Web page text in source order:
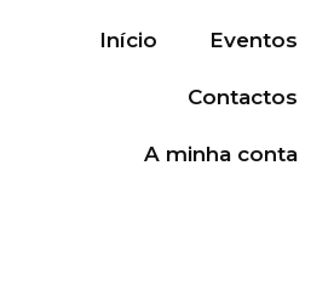
Início Eventos
Contactos
A minha conta